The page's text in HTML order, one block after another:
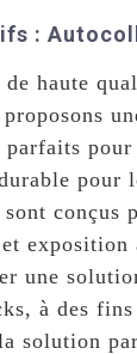
:
haute
une
à des
solution